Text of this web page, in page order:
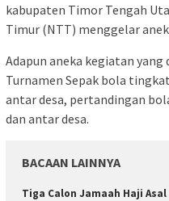
kabupaten Timor Tengah
Timur (NTT) menggelar
Adapun aneka kegiatan
Turnamen Sepak bola
antar desa, pertandingan
dan antar desa.
BACAAN LAINNYA
Tiga Calon Jamaah Haji